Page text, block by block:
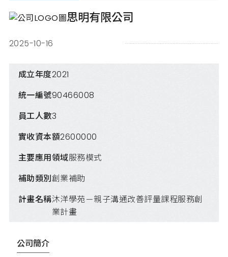
思明有限公司
2025-10-16
成立年度2021
統一編號90466008
員工人數3
實收資本額2600000
主要應用領域服務模式
補助類別創業補助
計畫名稱沐洋學苑－親子溝通改善評量課程服務創
業計畫
公司簡介